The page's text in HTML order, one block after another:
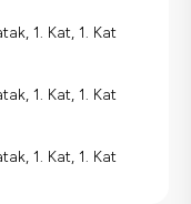
1. Kat, 1. Kat
1. Kat, 1. Kat
1. Kat, 1. Kat